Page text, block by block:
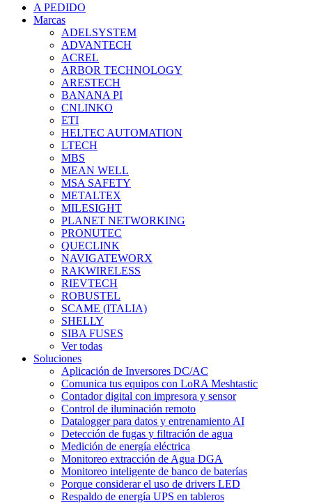
A PEDIDO
Marcas
ADELSYSTEM
ADVANTECH
ACREL
ARBOR TECHNOLOGY
ARESTECH
BANANA PI
CNLINKO
ETI
HELTEC AUTOMATION
LTECH
MBS
MEAN WELL
MSA SAFETY
METALTEX
MILESIGHT
PLANET NETWORKING
PRONUTEC
QUECLINK
NAVIGATEWORX
RAKWIRELESS
RIEVTECH
ROBUSTEL
SCAME (ITALIA)
SHELLY
SIBA FUSES
Ver todas
Soluciones
Aplicación de Inversores DC/AC
Comunica tus equipos con LoRA Meshtastic
Contador digital con impresora y sensor
Control de iluminación remoto
Datalogger para datos y entrenamiento AI
Detección de fugas y filtración de agua
Medición de energía eléctrica
Monitoreo extracción de Agua DGA
Monitoreo inteligente de banco de baterías
Porque considerar el uso de drivers LED
Respaldo de energía UPS en tableros